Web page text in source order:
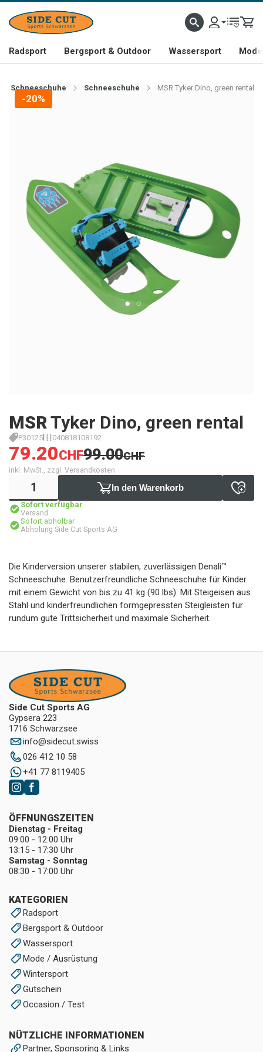
Radsport Bergsport & Outdoor Wassersport
Schneeschuhe Schneeschuhe MSR Tyker Dino, green rental
-20%
MSRTyker Dino, green rental
P30125 040818108192
79.20CHF99.00CHF
inkl. MwSt., zzgl. Versandkosten
In den Warenkorb
Sofort verfügbar
Versand
Sofort abholbar
Abholung Side Cut Sports AG
Die Kinderversion unserer stabilen, zuverlässigen Denali™
Schneeschuhe. Benutzerfreundliche Schneeschuhe für Kinder
mit einem Gewicht von bis zu 41 kg (90 lbs). Mit Steigeisen aus
Stahl und kinderfreundlichen formgepressten Steigleisten für
rundum gute Trittsicherheit und maximale Sicherheit.
Side Cut Sports AG
Gypsera 223
1716 Schwarzsee
info@sidecut.swiss
026 412 10 58
+41 77 8119405
KATEGORIEN
Radsport
Bergsport & Outdoor
Wassersport
Mode / Ausrüstung
Wintersport
Gutschein
Occasion / Test
NÜTZLICHE INFORMATIONEN
Partner, Sponsoring & Links
ÖFFNUNGSZEITEN
Dienstag - Freitag
09:00 - 12:00 Uhr
13:15 - 17:30 Uhr
Samstag - Sonntag
08:30 - 17:00 Uhr